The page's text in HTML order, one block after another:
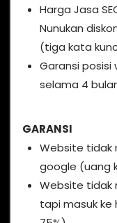
Harga Jasa
Nunukan
(tiga kata
Garansi
selama 4
GARANSI
Website tidak
google (uang
Website tidak
tapi masuk ke